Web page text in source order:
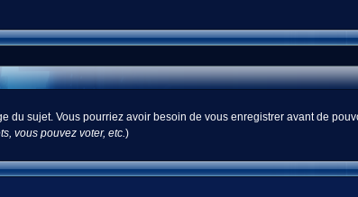
du sujet. Vous pourriez avoir besoin de vous enregistrer avant de
vous pouvez voter, etc.)